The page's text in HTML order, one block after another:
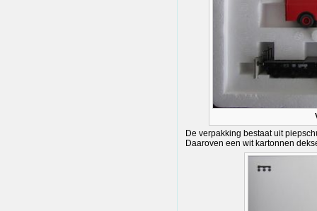
De verpakking bestaat uit
Daaroven een wit kartonnen